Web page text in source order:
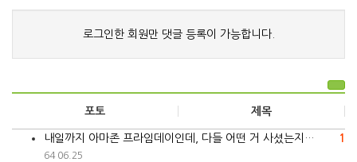
로그인한 회원만 댓글 등록이 가능합니다.
포토 제목
1
내일까지 아마존 프라임데이인데, 다들 어떤 거 사셨는지…
64 06.25